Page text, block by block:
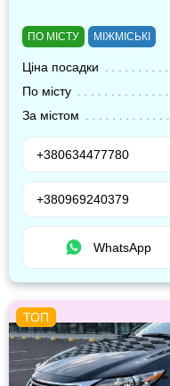
ПО МІСТУ МІЖМІСЬКІ
Ціна посадки
По місту
За містом
+380634477780
+380969240379
WhatsApp